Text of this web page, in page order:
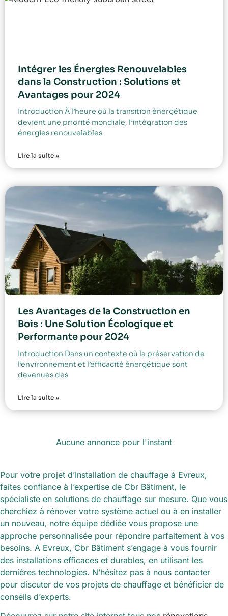
Intégrer les Énergies Renouvelables
dans la Construction : Solutions et
Avantages pour 2024
Introduction À l’heure où la transition énergétique
devient une priorité mondiale, l’intégration des
énergies renouvelables
Lire la suite »
Les Avantages de la Construction en
Bois : Une Solution Écologique et
Performante pour 2024
Introduction Dans un contexte où la préservation de
l’environnement et l’efficacité énergétique sont
devenues des
Lire la suite »
Aucune annonce pour l'instant
Pour votre projet d’Installation de chauffage à Evreux,
faites confiance à l’expertise de Cbr Bâtiment, le
spécialiste en solutions de chauffage sur mesure. Que vous
cherchiez à rénover votre système actuel ou à en installer
un nouveau, notre équipe dédiée vous propose une
approche personnalisée pour répondre parfaitement à vos
besoins. A Evreux, Cbr Bâtiment s’engage à vous fournir
des installations efficaces et durables, en utilisant les
dernières technologies. N’hésitez pas à nous contacter
pour discuter de vos projets de chauffage et bénéficier de
conseils d’experts.